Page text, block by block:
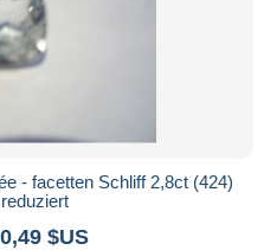
- facetten Schliff 2,8ct (424)
$US